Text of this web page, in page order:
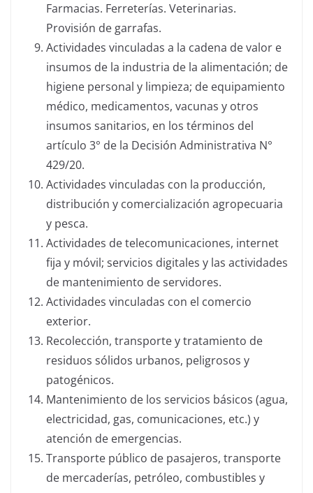
Farmacias. Ferreterías. Veterinarias.
Provisión de garrafas.
Actividades vinculadas a la cadena de valor e
insumos de la industria de la alimentación; de
higiene personal y limpieza; de equipamiento
médico, medicamentos, vacunas y otros
insumos sanitarios, en los términos del
artículo 3° de la Decisión Administrativa N°
429/20.
Actividades vinculadas con la producción,
distribución y comercialización agropecuaria
y pesca.
Actividades de telecomunicaciones, internet
fija y móvil; servicios digitales y las actividades
de mantenimiento de servidores.
Actividades vinculadas con el comercio
exterior.
Recolección, transporte y tratamiento de
residuos sólidos urbanos, peligrosos y
patogénicos.
Mantenimiento de los servicios básicos (agua,
electricidad, gas, comunicaciones, etc.) y
atención de emergencias.
Transporte público de pasajeros, transporte
de mercaderías, petróleo, combustibles y